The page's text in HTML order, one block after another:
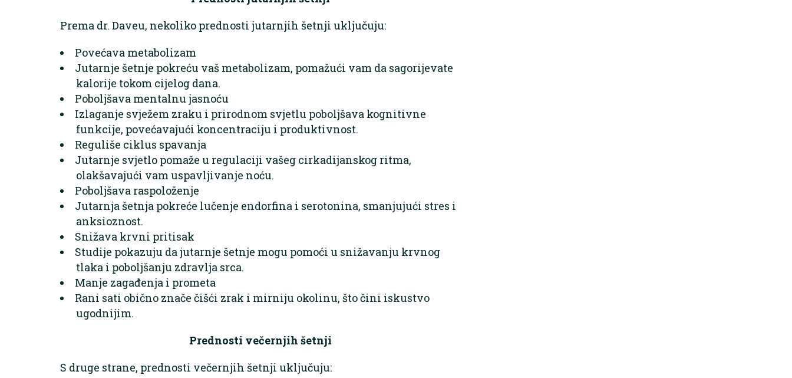
Prema dr. Daveu, nekoliko prednosti jutarnjih šetnji uključuju:
Povećava metabolizam
Jutarnje šetnje pokreću vaš metabolizam, pomažući vam da sagorijevate
kalorije tokom cijelog dana.
Poboljšava mentalnu jasnoću
Izlaganje svježem zraku i prirodnom svjetlu poboljšava kognitivne
funkcije, povećavajući koncentraciju i produktivnost.
Reguliše ciklus spavanja
Jutarnje svjetlo pomaže u regulaciji vašeg cirkadijanskog ritma,
olakšavajući vam uspavljivanje noću.
Poboljšava raspoloženje
Jutarnja šetnja pokreće lučenje endorfina i serotonina, smanjujući stres i
anksioznost.
Snižava krvni pritisak
Studije pokazuju da jutarnje šetnje mogu pomoći u snižavanju krvnog
tlaka i poboljšanju zdravlja srca.
Manje zagađenja i prometa
Rani sati obično znače čišći zrak i mirniju okolinu, što čini iskustvo
ugodnijim.
Prednosti večernjih šetnji
S druge strane, prednosti večernjih šetnji uključuju: